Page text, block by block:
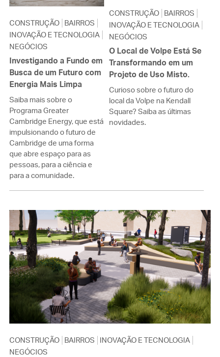
CONSTRUÇÃO BAIRROS
INOVAÇÃO E TECNOLOGIA
NEGÓCIOS
Investigando a Fundo em
Busca de um Futuro com
Energia Mais Limpa
Saiba mais sobre o
Programa Greater
Cambridge Energy, que está
impulsionando o futuro de
Cambridge de uma forma
que abre espaço para as
pessoas, para a ciência e
para a comunidade.
CONSTRUÇÃO BAIRROS
INOVAÇÃO E TECNOLOGIA
NEGÓCIOS
O Local de Volpe Está Se
Transformando em um
Projeto de Uso Misto.
Curioso sobre o futuro do
local da Volpe na Kendall
Square? Saiba as últimas
novidades.
CONSTRUÇÃO BAIRROS
INOVAÇÃO E TECNOLOGIA
NEGÓCIOS